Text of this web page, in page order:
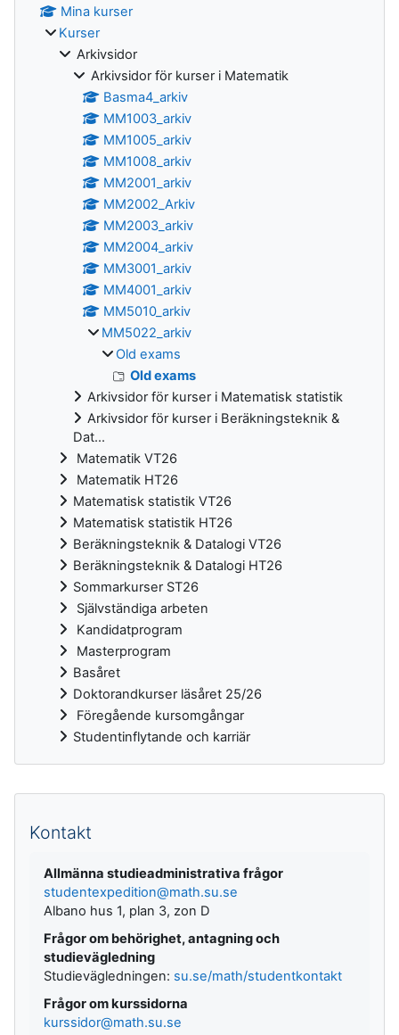
Mina kurser
Kurser
Arkivsidor
Arkivsidor för kurser i Matematik
Basma4_arkiv
MM1003_arkiv
MM1005_arkiv
MM1008_arkiv
MM2001_arkiv
MM2002_Arkiv
MM2003_arkiv
MM2004_arkiv
MM3001_arkiv
MM4001_arkiv
MM5010_arkiv
MM5022_arkiv
Old exams
Old exams
Arkivsidor för kurser i Matematisk statistik
Arkivsidor för kurser i Beräkningsteknik &
Dat...
Matematik VT26
Matematik HT26
Matematisk statistik VT26
Matematisk statistik HT26
Beräkningsteknik & Datalogi VT26
Beräkningsteknik & Datalogi HT26
Sommarkurser ST26
Självständiga arbeten
Kandidatprogram
Masterprogram
Basåret
Doktorandkurser läsåret 25/26
Föregående kursomgångar
Studentinflytande och karriär
Kompletterande block
Kontakt
Allmänna studieadministrativa frågor
studentexpedition@math.su.se
Albano hus 1, plan 3, zon D
Frågor om behörighet, antagning och
studievägledning
Studievägledningen: su.se/math/studentkontakt
Frågor om kurssidorna
kurssidor@math.su.se